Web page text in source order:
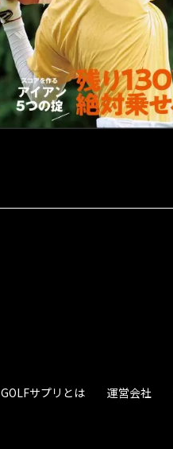
GOLFサプリとは 運営会社